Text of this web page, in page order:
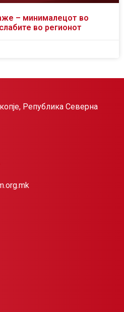
– минималецот во
во регионот
Република Северна